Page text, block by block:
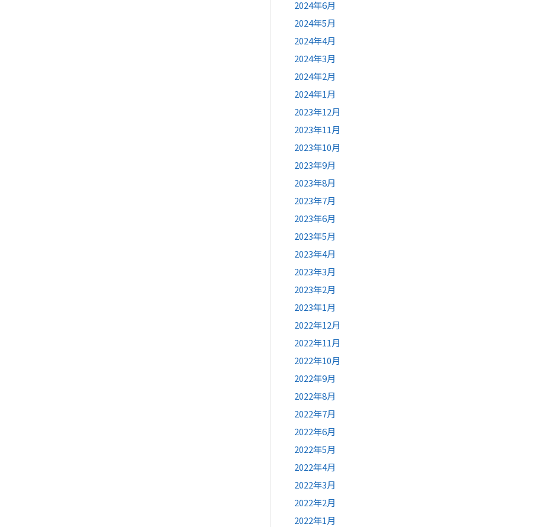
2024年6月
2024年5月
2024年4月
2024年3月
2024年2月
2024年1月
2023年12月
2023年11月
2023年10月
2023年9月
2023年8月
2023年7月
2023年6月
2023年5月
2023年4月
2023年3月
2023年2月
2023年1月
2022年12月
2022年11月
2022年10月
2022年9月
2022年8月
2022年7月
2022年6月
2022年5月
2022年4月
2022年3月
2022年2月
2022年1月